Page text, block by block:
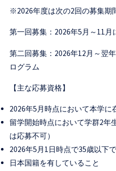
※2026年度は次の2回の募集期
第一回募集：2026年5月～11
第二回募集：2026年12月～翌
ログラム
【主な応募資格】
2026年5月時点において本学に
留学開始時点において学群2年
は応募不可）
2026年5月1日時点で35歳以下
日本国籍を有していること